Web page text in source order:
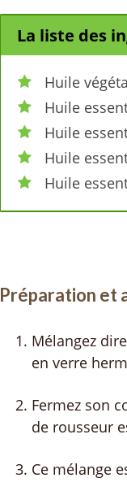
La liste des
Huile
Huile
Huile
Huile
Huile
Préparation et
Mélangez
en verre
Fermez son
de rousseur
Ce mélange